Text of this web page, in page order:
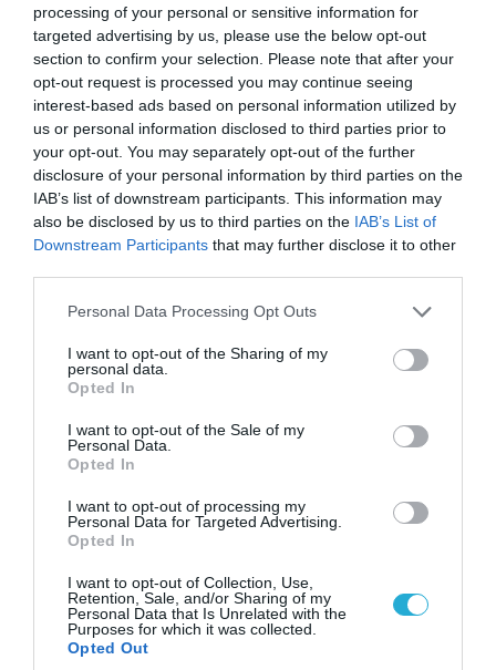
processing of your personal or sensitive information for
targeted advertising by us, please use the below opt-out
section to confirm your selection. Please note that after your
opt-out request is processed you may continue seeing
interest-based ads based on personal information utilized by
us or personal information disclosed to third parties prior to
your opt-out. You may separately opt-out of the further
disclosure of your personal information by third parties on the
IAB’s list of downstream participants. This information may
also be disclosed by us to third parties on the IAB’s List of
Downstream Participants that may further disclose it to other
Please note that this website/app uses one or more Google
not limited to your visit or usage behaviour. You may click to
grant or deny consent to Google and its third-party tags to
use your data for below specified purposes in below Google
consent section.
Personal Data Processing Opt Outs
I want to opt-out of the Sharing of my
personal data.
Opted In
I want to opt-out of the Sale of my
Personal Data.
Opted In
I want to opt-out of processing my
Personal Data for Targeted Advertising.
Opted In
I want to opt-out of Collection, Use,
Retention, Sale, and/or Sharing of my
Personal Data that Is Unrelated with the
Purposes for which it was collected.
Opted Out
Patriot και THAAD
09.08.2026
Αυστραλία: Παραλίγο
σύγκρουση δύο αεροσκαφών
στο αεροδρόμιο του Σίδνεϊ –
Ένας τραυματίας (βίντεο)
09.08.2026
Το Ιράν ενεργοποιεί τα F-4
Phantom για βομβαρδισμούς: Τα
αμερικανικά μαχητικά σε
ετοιμότητα να χτυπήσουν
Αμερικανούς
09.08.2026
πλοία από το Νοβοροσίσκ της
POPULAR 24H